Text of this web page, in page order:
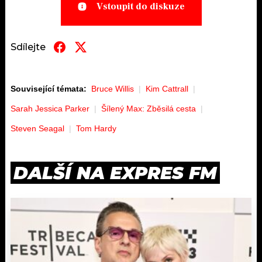
Vstoupit do diskuze
Sdílejte
Související témata: Bruce Willis Kim Cattrall
Sarah Jessica Parker Šílený Max: Zběsilá cesta
Steven Seagal Tom Hardy
DALŠÍ NA EXPRES FM